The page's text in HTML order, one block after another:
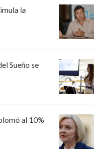
la
Sueño se
al 10%